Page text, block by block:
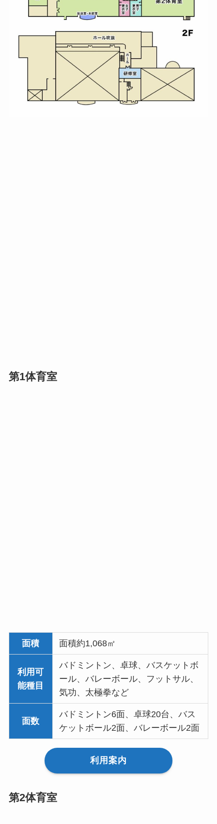
第1体育室
面積 面積約1,068㎡
利用可
能種目
バドミントン、卓球、バスケットボ
ール、バレーボール、フットサル、
気功、太極拳など
面数
バドミントン6面、卓球20台、バス
ケットボール2面、バレーボール2面
利用案内
第2体育室